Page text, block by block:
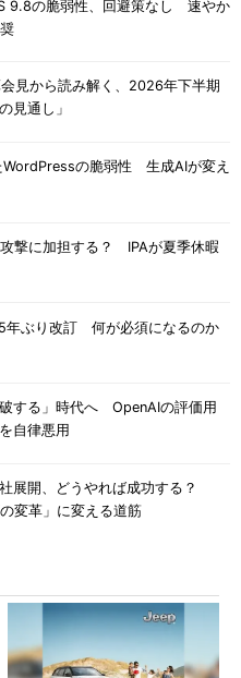
9.8の脆弱性、回避策なし 速やか
見から読み解く、2026年下半期
見通し」
WordPressの脆弱性 生成AIが変え
撃に加担する？ IPAが夏季休暇
年ぶり改訂 何が必須になるのか
する」時代へ OpenAIの評価用
自律悪用
展開、どうやれば成功する？
変革」に変える道筋